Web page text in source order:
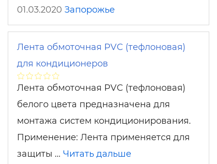
01.03.2020 Запорожье
Лента обмоточная PVC (тефлоновая)
для кондиционеров
Лента обмоточная PVC (тефлоновая)
белого цвета предназначена для
монтажа систем кондиционирования.
Применение: Лента применяется для
защиты … Читать дальше